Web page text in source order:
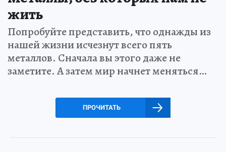
жить
Попробуйте представить, что однажды из
нашей жизни исчезнут всего пять
металлов. Сначала вы этого даже не
заметите. А затем мир начнет меняться…
ПРОЧИТАТЬ